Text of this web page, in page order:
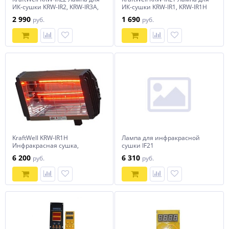
ИК-сушки KRW-IR2, KRW-IR3A,
2 990 руб.
ИК-сушки KRW-IR1, KRW-IR1H
1 690 руб.
KraftWell KRW-IR1H
Инфракрасная сушка,
6 200 руб.
Лампа для инфракрасной
сушки IF21
6 310 руб.